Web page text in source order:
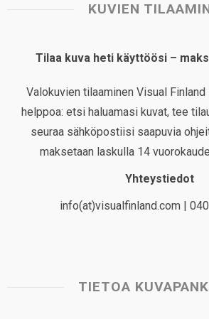
KUVIEN
Tilaa kuva heti käyttöösi –
Valokuvien tilaaminen Visual
helppoa: etsi haluamasi kuvat, tee
seuraa sähköpostiisi saapuvia
maksetaan laskulla 14
Yhteystiedot
info(at)visualfinland.com |
TIETOA